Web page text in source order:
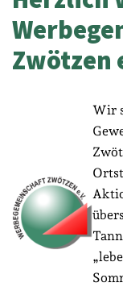
Zwötzen
Wir